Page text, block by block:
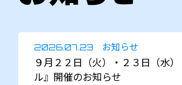
2026.07.23 お知らせ
９月２２日（火）・２３日（水
ル』開催のお知らせ